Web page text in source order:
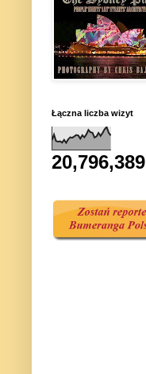
Łączna liczba wizyt
20,796,389